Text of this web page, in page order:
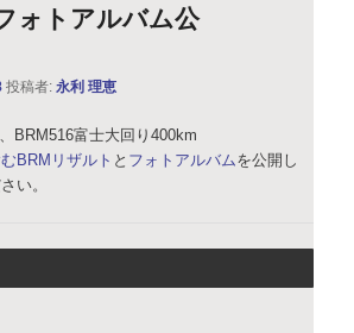
ォトアルバム公
投稿者:永利 理恵
BRM516富士大回り400km
BRMリザルト と フォトアルバムを公開し
い。